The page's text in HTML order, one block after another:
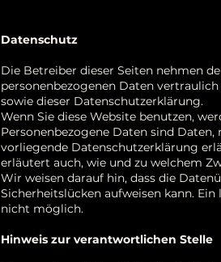
Datenschutz
Die Betreiber dieser Seiten nehmen
personenbezogenen Daten
sowie dieser Datenschutzerklärung.
Wenn Sie diese Website benutzen,
Personenbezogene Daten sind
vorliegende Datenschutzerklärung
erläutert auch, wie und zu welchem
Wir weisen darauf hin, dass die
Sicherheitslücken aufweisen kann.
nicht möglich.
Hinweis zur verantwortlichen Stelle